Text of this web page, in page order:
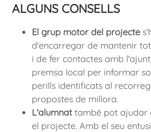
ALGUNS CONSELLS
El grup motor del projecte
d'encarregar de mantenir
i de fer contactes amb
premsa local per informar
perills identificats al
propostes de millora.
L'alumnat també pot ajudar
el projecte. Amb el seu